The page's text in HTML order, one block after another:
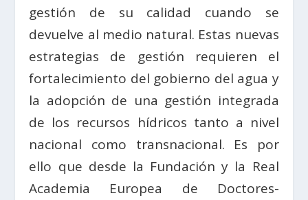
gestión de su calidad cuando se
devuelve al medio natural. Estas nuevas
estrategias de gestión requieren el
fortalecimiento del gobierno del agua y
la adopción de una gestión integrada
de los recursos hídricos tanto a nivel
nacional como transnacional. Es por
ello que desde la Fundación y la Real
Academia Europea de Doctores-